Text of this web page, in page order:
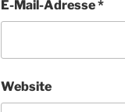
E-Mail-Adresse*
Website